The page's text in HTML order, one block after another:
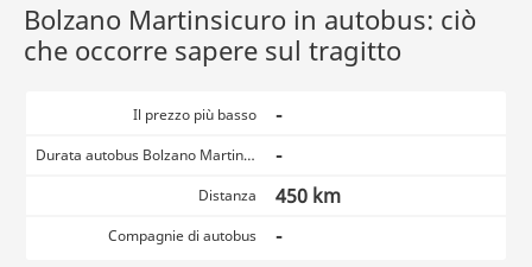
Bolzano Martinsicuro in autobus: ciò
che occorre sapere sul tragitto
Il prezzo più basso -
Durata autobus Bolzano Martinsicuro -
Distanza 450 km
Compagnie di autobus -